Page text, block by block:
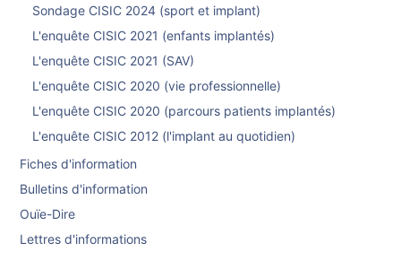
Sondage CISIC 2024 (sport et implant)
L'enquête CISIC 2021 (enfants implantés)
L'enquête CISIC 2021 (SAV)
L'enquête CISIC 2020 (vie professionnelle)
L'enquête CISIC 2020 (parcours patients implantés)
L'enquête CISIC 2012 (l'implant au quotidien)
Fiches d'information
Bulletins d'information
Ouïe-Dire
Lettres d'informations